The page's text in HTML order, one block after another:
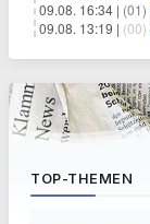
09.08. 16:34 | (01)
09.08. 13:19 | (00)
TOP-THEMEN